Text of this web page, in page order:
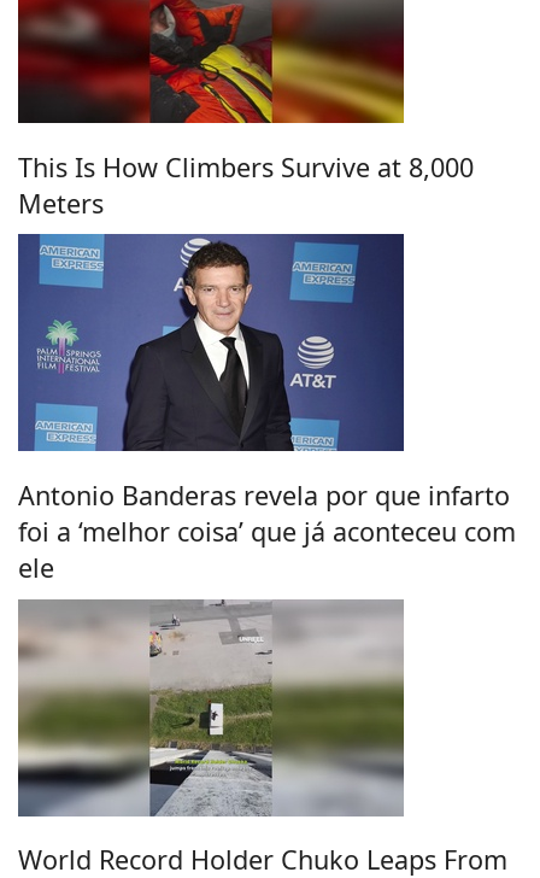
This Is How Climbers Survive at 8,000
Meters
Antonio Banderas revela por que infarto
foi a ‘melhor coisa’ que já aconteceu com
ele
World Record Holder Chuko Leaps From